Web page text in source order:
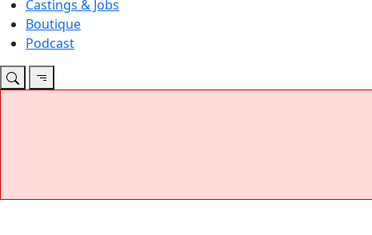
Castings & Jobs
Boutique
Podcast